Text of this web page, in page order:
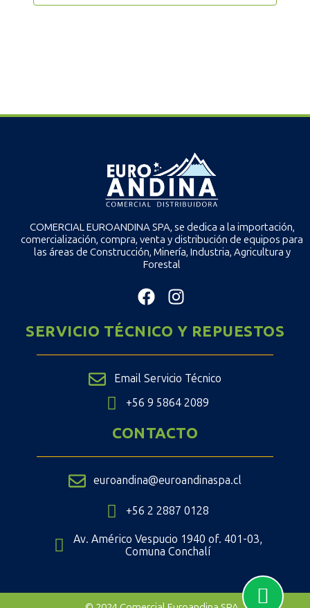
COMERCIAL EUROANDINA SPA, se dedica a la importación,
comercialización, compra, venta y distribución de equipos para
las áreas de Construcción, Minería, Industria, Agricultura y
Forestal
SERVICIO TÉCNICO Y REPUESTOS
Email Servicio Técnico
+56 9 5864 2089
CONTACTO
euroandina@euroandinaspa.cl
+56 2 2887 0128
Av. Américo Vespucio 1940 of. 401-03,
Comuna Conchalí